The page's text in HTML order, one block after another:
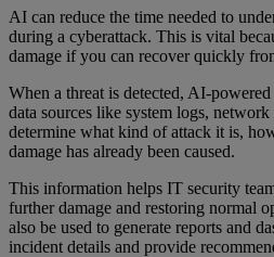
AI can reduce the time needed to
during a cyberattack. This is vital
damage if you can recover quickly
When a threat is detected, AI-
data sources like system logs,
determine what kind of attack it is,
damage has already been caused.
This information helps IT security
further damage and restoring normal
also be used to generate reports and
incident details and provide